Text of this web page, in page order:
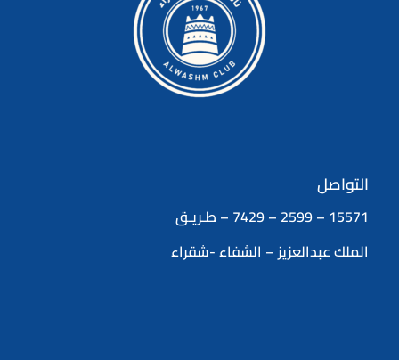
التواصل
15571 – 2599 – 7429 – طـريـق
الملك عبدالعزيز – الشفاء -شقراء